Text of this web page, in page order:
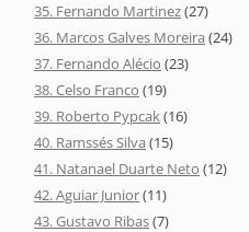
35. Fernando Martinez(27)
36. Marcos Galves Moreira (24)
37. Fernando Alécio (23)
38. Celso Franco (19)
39. Roberto Pypcak(16)
40. Ramssés Silva (15)
41. Natanael Duarte Neto (12)
42. Aguiar Junior(11)
43. Gustavo Ribas(7)